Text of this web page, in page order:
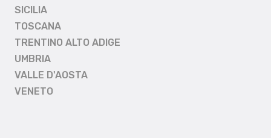
SICILIA
TOSCANA
TRENTINO ALTO ADIGE
UMBRIA
VALLE D'AOSTA
VENETO